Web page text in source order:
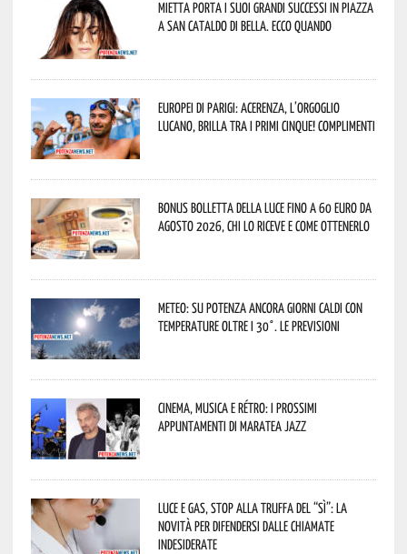
Mietta porta i suoi grandi successi in piazza
a San Cataldo di Bella. Ecco quando
Europei di Parigi: Acerenza, l’orgoglio
lucano, brilla tra i primi cinque! Complimenti
Bonus bolletta della luce fino a 60 euro da
agosto 2026, chi lo riceve e come ottenerlo
Meteo: su Potenza ancora giorni caldi con
temperature oltre i 30°. Le previsioni
Cinema, musica e rétro: i prossimi
appuntamenti di Maratea Jazz
Luce e gas, stop alla truffa del “Sì”: la
novità per difendersi dalle chiamate
indesiderate